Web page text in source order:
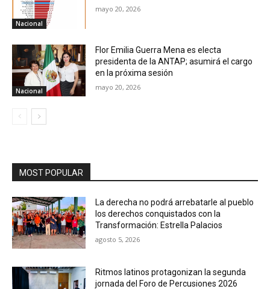
Nacional
mayo 20, 2026
Nacional
Flor Emilia Guerra Mena es electa
presidenta de la ANTAP; asumirá el cargo
en la próxima sesión
mayo 20, 2026
MOST POPULAR
La derecha no podrá arrebatarle al pueblo
los derechos conquistados con la
Transformación: Estrella Palacios
agosto 5, 2026
Ritmos latinos protagonizan la segunda
jornada del Foro de Percusiones 2026